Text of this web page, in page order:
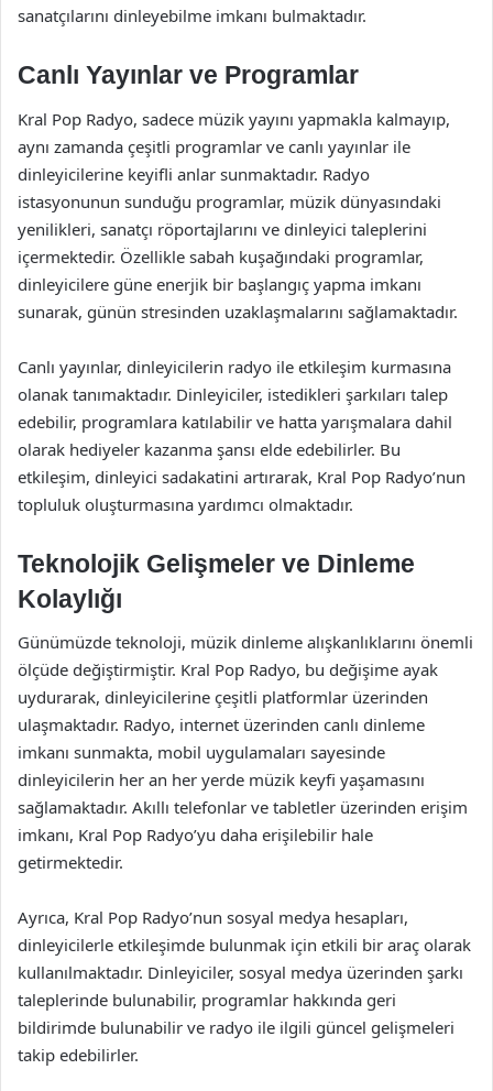
sanatçılarını dinleyebilme imkanı bulmaktadır.
Canlı Yayınlar ve Programlar
Kral Pop Radyo, sadece müzik yayını yapmakla kalmayıp,
aynı zamanda çeşitli programlar ve canlı yayınlar ile
dinleyicilerine keyifli anlar sunmaktadır. Radyo
istasyonunun sunduğu programlar, müzik dünyasındaki
yenilikleri, sanatçı röportajlarını ve dinleyici taleplerini
içermektedir. Özellikle sabah kuşağındaki programlar,
dinleyicilere güne enerjik bir başlangıç yapma imkanı
sunarak, günün stresinden uzaklaşmalarını sağlamaktadır.
Canlı yayınlar, dinleyicilerin radyo ile etkileşim kurmasına
olanak tanımaktadır. Dinleyiciler, istedikleri şarkıları talep
edebilir, programlara katılabilir ve hatta yarışmalara dahil
olarak hediyeler kazanma şansı elde edebilirler. Bu
etkileşim, dinleyici sadakatini artırarak, Kral Pop Radyo’nun
topluluk oluşturmasına yardımcı olmaktadır.
Teknolojik Gelişmeler ve Dinleme
Kolaylığı
Günümüzde teknoloji, müzik dinleme alışkanlıklarını önemli
ölçüde değiştirmiştir. Kral Pop Radyo, bu değişime ayak
uydurarak, dinleyicilerine çeşitli platformlar üzerinden
ulaşmaktadır. Radyo, internet üzerinden canlı dinleme
imkanı sunmakta, mobil uygulamaları sayesinde
dinleyicilerin her an her yerde müzik keyfi yaşamasını
sağlamaktadır. Akıllı telefonlar ve tabletler üzerinden erişim
imkanı, Kral Pop Radyo’yu daha erişilebilir hale
getirmektedir.
Ayrıca, Kral Pop Radyo’nun sosyal medya hesapları,
dinleyicilerle etkileşimde bulunmak için etkili bir araç olarak
kullanılmaktadır. Dinleyiciler, sosyal medya üzerinden şarkı
taleplerinde bulunabilir, programlar hakkında geri
bildirimde bulunabilir ve radyo ile ilgili güncel gelişmeleri
takip edebilirler.